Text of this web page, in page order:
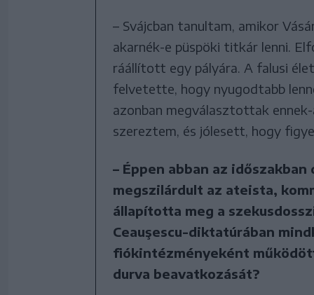
– Svájcban tanultam, amikor
akarnék-e püspöki titkár lenni.
ráállított egy pályára. A falusi
felvetette, hogy nyugodtabb
azonban megválasztottak
szereztem, és jólesett, hogy
– Éppen abban az
megszilárdult az ateista,
állapította meg a
Ceauşescu-diktatúrában
fiókintézményeként
durva beavatkozását?